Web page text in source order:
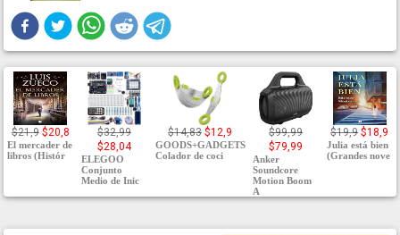
$21,9 $20,8
El mercader de
libros (Histór
$32,99
$28,04
ELEGOO
Conjunto
Medio de Inic
$14,83 $12,9
GOODS+GADGETS
Colador de coci
$99,99
$79,99
Anker
Soundcore
Motion Boom
A
$19,9 $18,9
Julia está bien
(Grandes nove